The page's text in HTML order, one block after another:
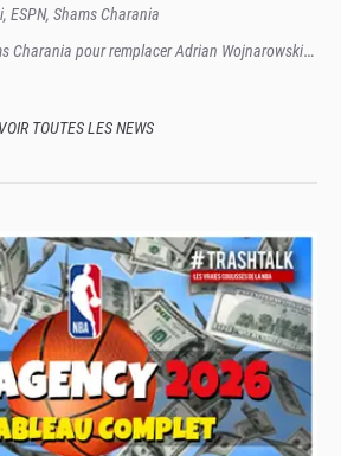
Charania pour remplacer Adrian Wojnarowski
, ESPN, Shams Charania
VOIR TOUTES LES NEWS